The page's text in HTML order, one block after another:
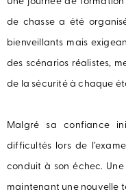
de chasse a été
bienveillants mais
des scénarios réalistes,
de la sécurité à chaque
Malgré sa confiance
difficultés lors de
conduit à son échec.
maintenant une nouvelle